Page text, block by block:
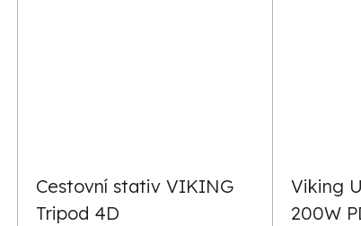
Cestovní stativ VIKING
Tripod 4D
Viking
200W